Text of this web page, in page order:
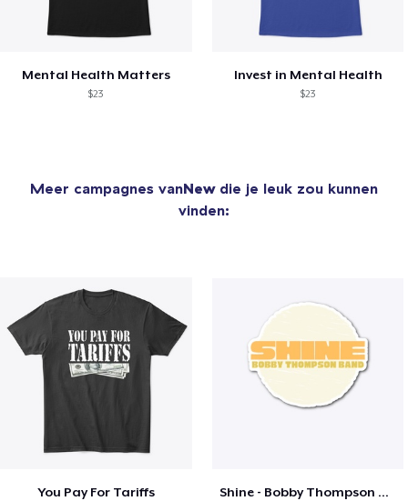
Mental Health Matters
$23
Invest in Mental Health
$23
Meer campagnes vanNewdie je leuk zou kunnen
vinden:
You Pay For Tariffs Shine - Bobby Thompson Band Merch